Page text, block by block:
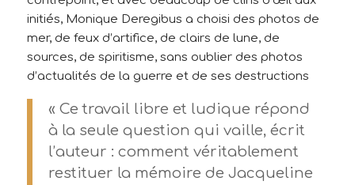
initiés, Monique Deregibus a choisi des photos de
mer, de feux d’artifice, de clairs de lune, de
sources, de spiritisme, sans oublier des photos
d’actualités de la guerre et de ses destructions
« Ce travail libre et ludique répond
à la seule question qui vaille, écrit
l’auteur : comment véritablement
restituer la mémoire de Jacqueline